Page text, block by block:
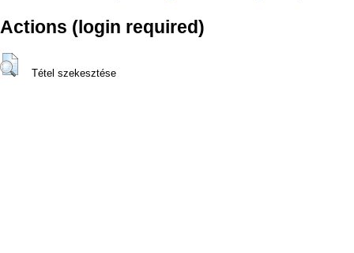
Actions (login required)
Tétel szekesztése